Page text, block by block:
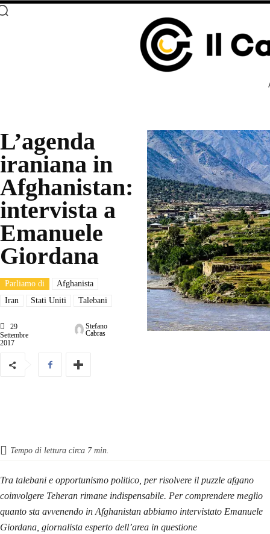
L’agenda
iraniana in
Afghanistan:
intervista a
Emanuele
Giordana
Parliamo di
Afghanista
Iran
Stati Uniti Talebani
29
Settembre
2017
Stefano
Cabras
Tempo di lettura circa 7min.
Tra talebani e opportunismo politico, per risolvere il puzzle afgano
coinvolgere Teheran rimane indispensabile. Per comprendere meglio
quanto sta avvenendo in Afghanistan abbiamo intervistato Emanuele
Giordana, giornalista esperto dell’area in questione